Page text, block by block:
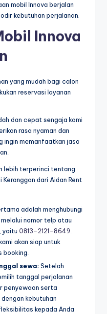
mobil Innova berjalan
kebutuhan perjalanan.
Innova
yang mudah bagi calon
reservasi layanan
dan cepat sengaja kami
rasa nyaman dan
ingin memanfaatkan jasa
lebih terperinci tentang
dari Aidan Rent
adalah menghubungi
nomor telp atau
yaitu 0813-2121-8649
akan siap untuk
booking.
sewa: Setelah
tanggal perjalanan
penyewaan serta
kebutuhan
kepada Anda